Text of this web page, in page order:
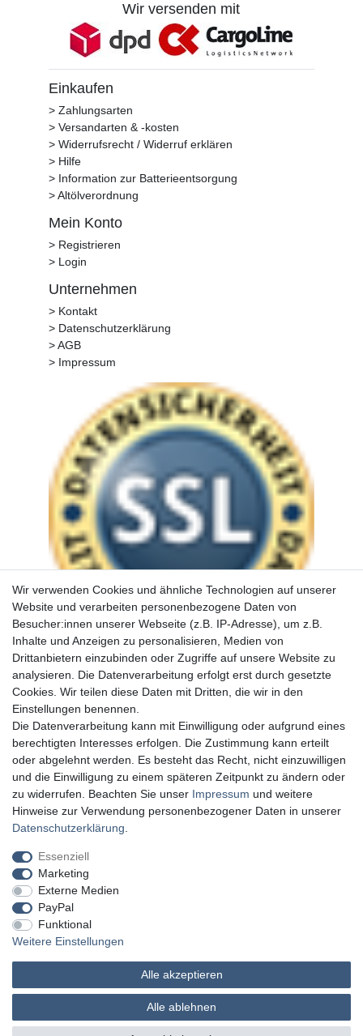
Wir versenden mit
Einkaufen
> Zahlungsarten
> Versandarten & -kosten
> Widerrufsrecht / Widerruf erklären
> Hilfe
> Information zur Batterieentsorgung
> Altölverordnung
Mein Konto
> Registrieren
> Login
Unternehmen
> Kontakt
> Datenschutzerklärung
> AGB
> Impressum
MATHES Werkzeuge und Maschinen
Wir verwenden Cookies und ähnliche Technologien auf unserer
Website und verarbeiten personenbezogene Daten von
Besucher:innen unserer Webseite (z.B. IP-Adresse), um z.B.
Inhalte und Anzeigen zu personalisieren, Medien von
Drittanbietern einzubinden oder Zugriffe auf unsere Website zu
analysieren. Die Datenverarbeitung erfolgt erst durch gesetzte
Cookies. Wir teilen diese Daten mit Dritten, die wir in den
Einstellungen benennen.
Die Datenverarbeitung kann mit Einwilligung oder aufgrund eines
berechtigten Interesses erfolgen. Die Zustimmung kann erteilt
oder abgelehnt werden. Es besteht das Recht, nicht einzuwilligen
und die Einwilligung zu einem späteren Zeitpunkt zu ändern oder
zu widerrufen. Beachten Sie unser Impressum und weitere
Hinweise zur Verwendung personenbezogener Daten in unserer
Daten­schutz­erklärung
Essenziell
Marketing
Externe Medien
PayPal
Funktional
Weitere Einstellungen
Alle akzeptieren
Alle ablehnen